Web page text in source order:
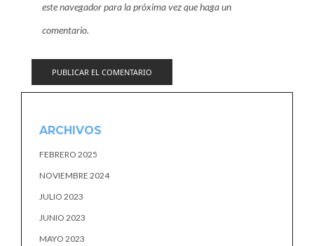
este navegador para la próxima vez que haga un
comentario.
ARCHIVOS
FEBRERO 2025
NOVIEMBRE 2024
JULIO 2023
JUNIO 2023
MAYO 2023